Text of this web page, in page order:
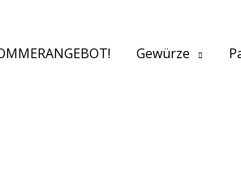
Gewürze